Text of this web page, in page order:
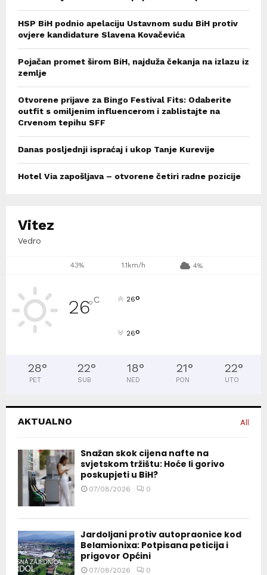
HSP BiH podnio apelaciju Ustavnom sudu BiH protiv
ovjere kandidature Slavena Kovačevića
Pojačan promet širom BiH, najduža čekanja na izlazu iz
zemlje
Otvorene prijave za Bingo Festival Fits: Odaberite
outfit s omiljenim influencerom i zablistajte na
Crvenom tepihu SFF
Danas posljednji ispraćaj i ukop Tanje Kurevije
Hotel Via zapošljava – otvorene četiri radne pozicije
Vitez
Vedro
43% 1.1km/h 4%
26°C 26°
26°
28°
PET
22°
SUB
18°
NED
21°
PON
22°
UTO
AKTUALNO All
Snažan skok cijena nafte na
svjetskom tržištu: Hoće li gorivo
poskupjeti u BiH?
07/08/2026 0
Jardoljani protiv autopraonice kod
Belamionixa: Potpisana peticija i
prigovor Općini
07/08/2026 0